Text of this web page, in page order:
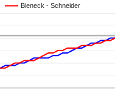
Bieneck - Schneider